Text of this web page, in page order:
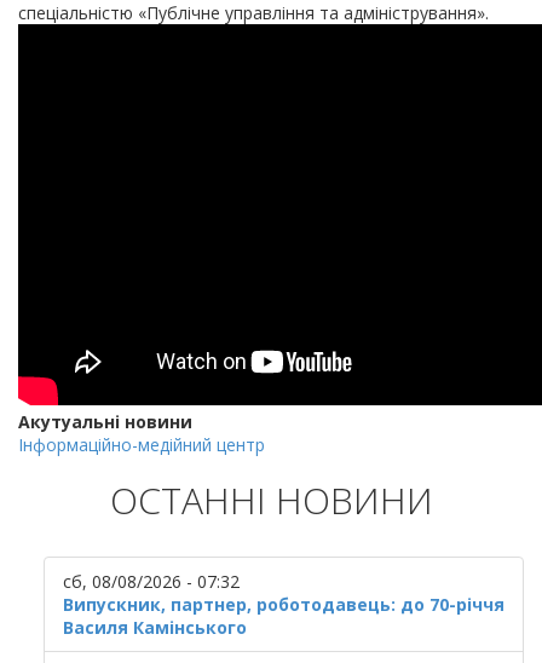
спеціальністю «Публічне управління та адміністрування».
Акутуальні новини
Інформаційно-медійний центр
ОСТАННІ НОВИНИ
сб, 08/08/2026 - 07:32
Випускник, партнер, роботодавець: до 70-річчя
Василя Камінського